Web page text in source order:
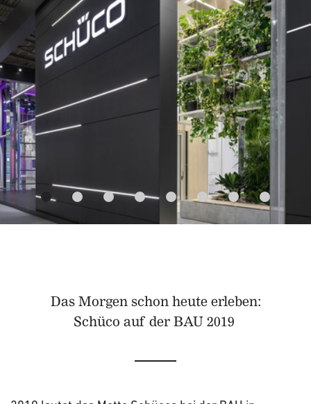
Das Morgen schon heute erleben:
Schüco auf der BAU 2019